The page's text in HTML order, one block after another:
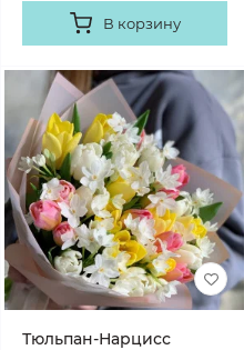
В корзину
Тюльпан-Нарцисс